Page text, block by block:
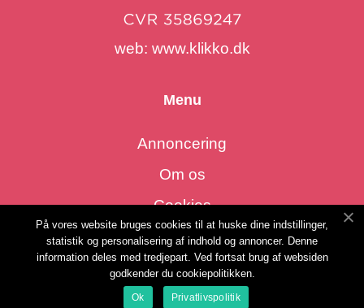
web: www.klikko.dk
Menu
Annoncering
Om os
Cookies
Kontakt os
Sitemap
På vores website bruges cookies til at huske dine indstillinger,
statistik og personalisering af indhold og annoncer. Denne
information deles med tredjepart. Ved fortsat brug af websiden
godkender du cookiepolitikken.
Ok Privatlivspolitik